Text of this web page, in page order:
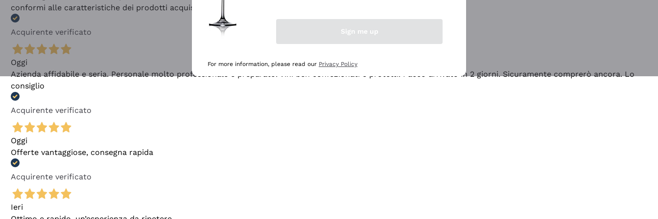
conformi alle caratteristiche dei prodotti acquistati
Acquirente verificato
Oggi
Azienda affidabile e seria. Personale molto professionale e preparato. Vini ben confezionati e protetti. Pacco arrivato in 2 giorni. Sicuramente comprerò ancora. Lo
consiglio
Acquirente verificato
Oggi
Offerte vantaggiose, consegna rapida
Acquirente verificato
Ieri
Sign me up
For more information, please read our Privacy Policy